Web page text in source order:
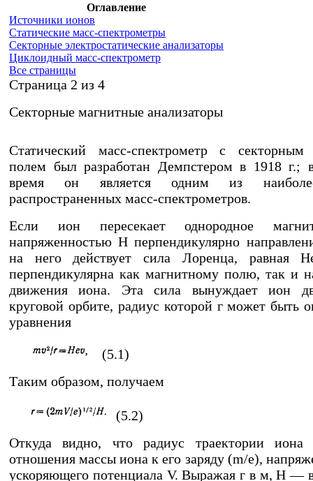
Оглавление
Источники ионов
Статические масс-спектрометры
Секторные электростатические анализаторы
Циклоидный масс-спектрометр
Все страницы
Cтраница 2 из 4
Секторные магнитные анализаторы
Статический масс-спектрометр с
полем был разработан Демпстером в 1918 г.;
время он является одним из
распространенных масс-спектрометров.
Если ион пересекает однородное
напряженностью H перпендикулярно
на него действует сила Лоренца, равная
перпендикулярна как магнитному полю, так и
движения иона. Эта сила вынуждает ион
круговой орбите, радиус которой г может быть
уравнения
(5.1)
Таким образом, получаем
(5.2)
Откуда видно, что радиус траектории иона
отношения массы иона к его заряду (m/е),
ускоряющего потенциала V. Выражая г в м, H